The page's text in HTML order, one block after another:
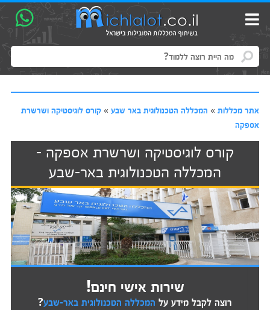
אתר מכללות» המכללה הטכנולוגית באר שבע» קורס לוגיסטיקה ושרשרת
אספקה
קורס לוגיסטיקה ושרשרת אספקה -
המכללה הטכנולוגית באר-שבע
שירות אישי חינם!
רוצה לקבל מידע על המכללה הטכנולוגית באר-שבע?